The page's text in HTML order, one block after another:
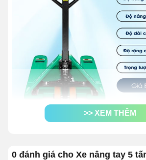
NHẤT hiện nay
>> XEM THÊM
0 đánh giá cho Xe nâng tay 5